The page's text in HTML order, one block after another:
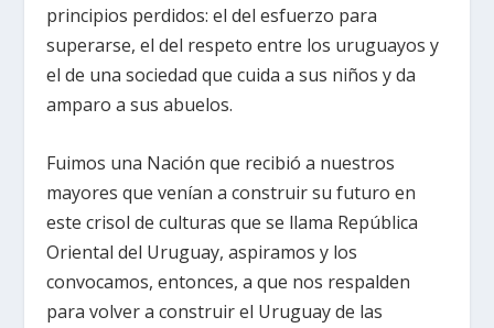
principios perdidos: el del esfuerzo para
superarse, el del respeto entre los uruguayos y
el de una sociedad que cuida a sus niños y da
amparo a sus abuelos.
Fuimos una Nación que recibió a nuestros
mayores que venían a construir su futuro en
este crisol de culturas que se llama República
Oriental del Uruguay, aspiramos y los
convocamos, entonces, a que nos respalden
para volver a construir el Uruguay de las